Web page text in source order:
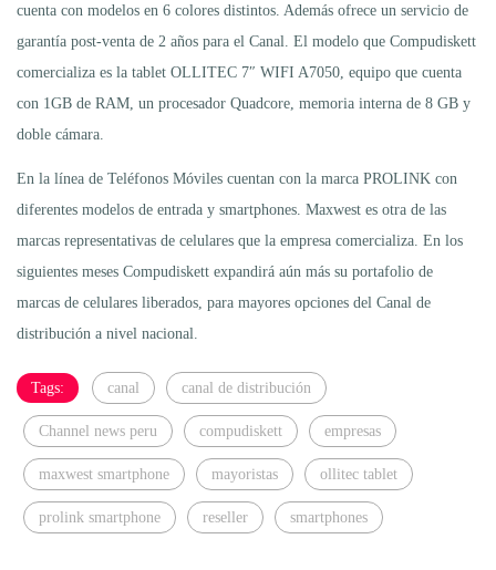
cuenta con modelos en 6 colores distintos. Además ofrece un servicio de
garantía post-venta de 2 años para el Canal. El modelo que Compudiskett
comercializa es la tablet OLLITEC 7″ WIFI A7050, equipo que cuenta
con 1GB de RAM, un procesador Quadcore, memoria interna de 8 GB y
doble cámara.
En la línea de Teléfonos Móviles cuentan con la marca PROLINK con
diferentes modelos de entrada y smartphones. Maxwest es otra de las
marcas representativas de celulares que la empresa comercializa. En los
siguientes meses Compudiskett expandirá aún más su portafolio de
marcas de celulares liberados, para mayores opciones del Canal de
distribución a nivel nacional.
Tags: canal canal de distribución
Channel news peru compudiskett empresas
maxwest smartphone mayoristas ollitec tablet
prolink smartphone reseller smartphones